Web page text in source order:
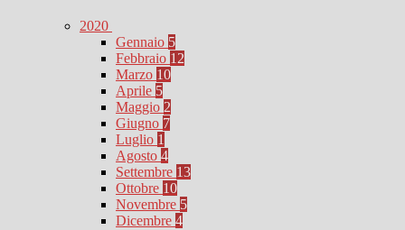
2020
Gennaio 5
Febbraio 12
Marzo 10
Aprile 5
Maggio 2
Giugno 7
Luglio 1
Agosto 4
Settembre 13
Ottobre 10
Novembre 5
Dicembre 4